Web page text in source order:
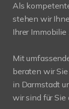
Als
stehen wir
Ihrer Immobilie
Mit
beraten wir
in Darmstadt
wir sind für Sie